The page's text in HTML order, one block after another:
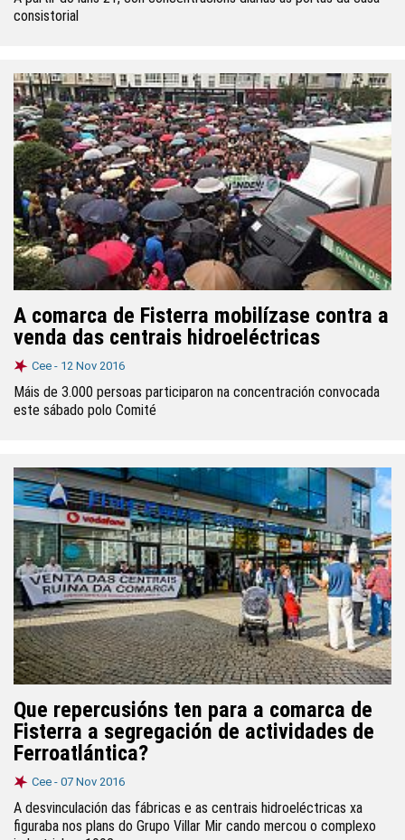
consistorial
A comarca de Fisterra mobilízase contra a
venda das centrais hidroeléctricas
Cee - 12 Nov 2016
Máis de 3.000 persoas participaron na concentración convocada
este sábado polo Comité
Imaxe: Juan Louro Cambeiro.
Que repercusións ten para a comarca de
Fisterra a segregación de actividades de
Ferroatlántica?
Cee - 07 Nov 2016
A desvinculación das fábricas e as centrais hidroeléctricas xa
figuraba nos plans do Grupo Villar Mir cando mercou o complexo